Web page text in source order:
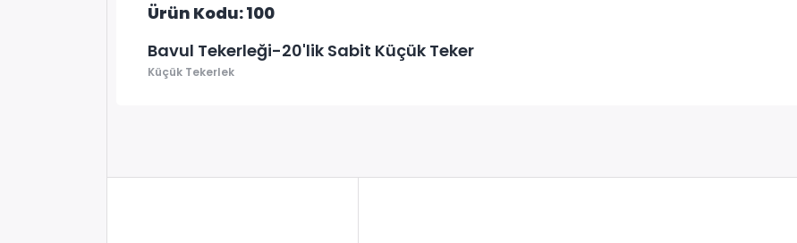
Ürün Kodu: 100
Bavul Tekerleği-20'lik Sabit Küçük Teker
Küçük Tekerlek